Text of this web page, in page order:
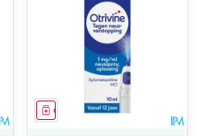
Geneesmiddel